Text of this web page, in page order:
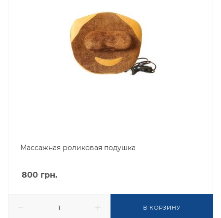
Массажная роликовая подушка
800 грн.
В КОРЗИНУ